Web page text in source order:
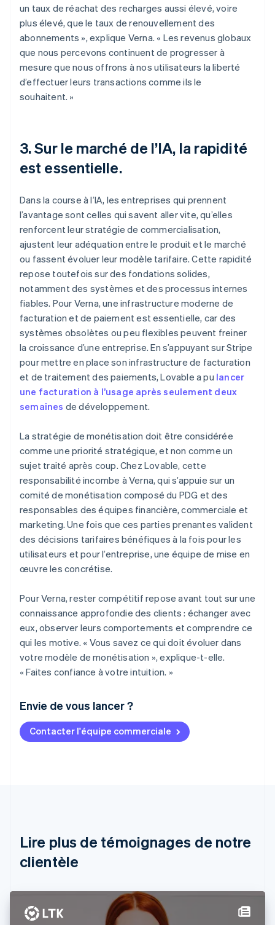
Envie de vous lancer ?
Contacter l'équipe commerciale
un taux de réachat des recharges aussi élevé, voire
plus élevé, que le taux de renouvellement des
abonnements », explique Verna. « Les revenus globaux
que nous percevons continuent de progresser à
mesure que nous offrons à nos utilisateurs la liberté
d’effectuer leurs transactions comme ils le
souhaitent. »
3. Sur le marché de l’IA, la rapidité
est essentielle.
Dans la course à l’IA, les entreprises qui prennent
l’avantage sont celles qui savent aller vite, qu’elles
renforcent leur stratégie de commercialisation,
ajustent leur adéquation entre le produit et le marché
ou fassent évoluer leur modèle tarifaire. Cette rapidité
repose toutefois sur des fondations solides,
notamment des systèmes et des processus internes
fiables. Pour Verna, une infrastructure moderne de
facturation et de paiement est essentielle, car des
systèmes obsolètes ou peu flexibles peuvent freiner
la croissance d’une entreprise. En s’appuyant sur Stripe
pour mettre en place son infrastructure de facturation
et de traitement des paiements, Lovable a pu lancer
une facturation à l’usage après seulement deux
semaines de développement.
La stratégie de monétisation doit être considérée
comme une priorité stratégique, et non comme un
sujet traité après coup. Chez Lovable, cette
responsabilité incombe à Verna, qui s’appuie sur un
comité de monétisation composé du PDG et des
responsables des équipes financière, commerciale et
marketing. Une fois que ces parties prenantes valident
des décisions tarifaires bénéfiques à la fois pour les
utilisateurs et pour l’entreprise, une équipe de mise en
œuvre les concrétise.
Pour Verna, rester compétitif repose avant tout sur une
connaissance approfondie des clients : échanger avec
eux, observer leurs comportements et comprendre ce
qui les motive. « Vous savez ce qui doit évoluer dans
votre modèle de monétisation », explique-t-elle.
« Faites confiance à votre intuition. »
Lire plus de témoignages de notre
clientèle
Allemagne
Brésil
PortuguêsEnglish
Bulgarie
Chine continentale
简体中文